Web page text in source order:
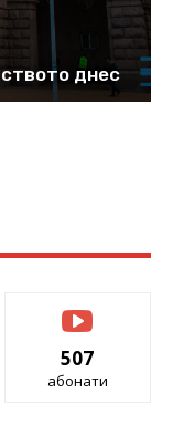
днес
507
абонати